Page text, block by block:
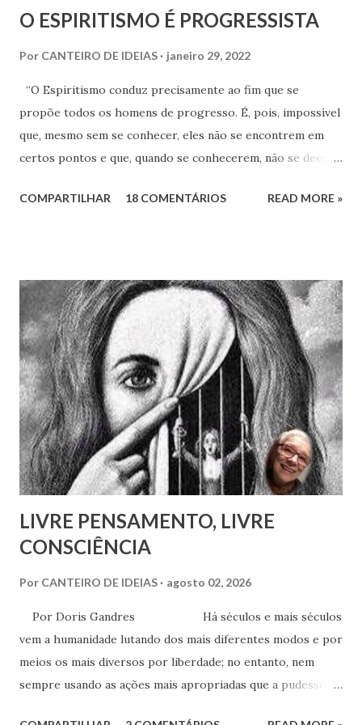
O ESPIRITISMO É PROGRESSISTA
Por CANTEIRO DE IDEIAS janeiro 29, 2022
“O Espiritismo conduz precisamente ao fim que se
propõe todos os homens de progresso. É, pois, impossível
que, mesmo sem se conhecer, eles não se encontrem em
certos pontos e que, quando se conhecerem, não se deem -
inimigos comuns: os preconceitos sociais, a rotina, o
mais rico e produtivo por ele nos é ofertado. As relações
que a Doutrina Espírita estabelece com as questões sociais
e as ciências humanas, nos faculta, nos muni de
conhecimentos, condições e recursos para atravessarmos
as nossas encarnações como Espíritos mais atuantes com o
mundo social ao qual fazemos parte.
COMPARTILHAR 18 COMENTÁRIOS READ MORE »
LIVRE PENSAMENTO, LIVRE
CONSCIÊNCIA
Por CANTEIRO DE IDEIAS agosto 02, 2026
Por Doris Gandres Há séculos e mais séculos
vem a humanidade lutando dos mais diferentes modos e por
meios os mais diversos por liberdade; no entanto, nem
sempre usando as ações mais apropriadas que a pudessem